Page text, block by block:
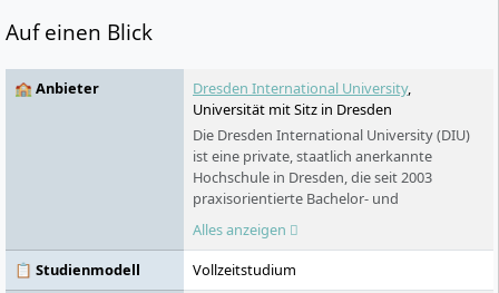
Auf einen Blick
🏫 Anbieter Dresden International University,
Universität mit Sitz in Dresden
Die Dresden International University (DIU)
ist eine private, staatlich anerkannte
Hochschule in Dresden, die seit 2003
praxisorientierte Bachelor- und
Masterstudiengänge anbietet. Als Tochter
der TU Dresden Aktiengesellschaft
kooperiert sie eng mit der TU Dresden und
Alles anzeigen
📋 Studienmodell
Vollzeitstudium